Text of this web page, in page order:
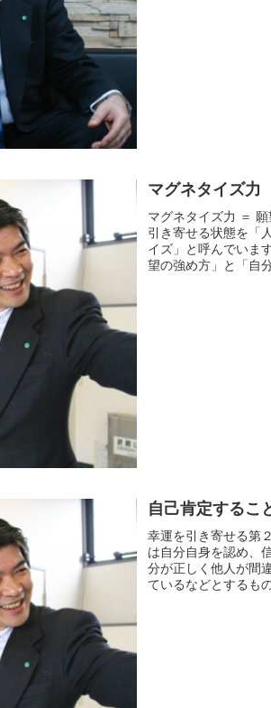
マグネタイズ力
マグネタイズ力 ＝
引き寄せる状態を「
イズ」と呼んでいま
望の強め方」と「自
自己肯定するこ
幸運を引き寄せる第
は自分自身を認め、
分が正しく他人が間
ているなどとするも